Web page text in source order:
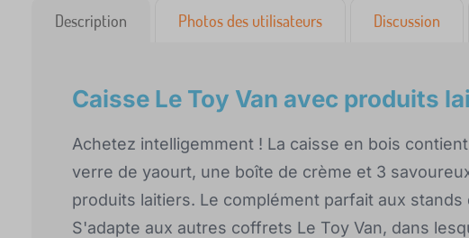
Description Photos des utilisateurs Discussion
Caisse Le Toy Van avec produits
Achetez intelligemment ! La caisse en bois
verre de yaourt, une boîte de crème et 3
produits laitiers. Le complément parfait aux
S'adapte aux autres coffrets Le Toy Van, dans